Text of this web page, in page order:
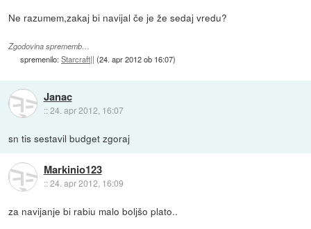
Ne razumem,zakaj bi navijal če je že sedaj vredu?
Zgodovina sprememb…
spremenilo:Starcraft|| (24. apr 2012 ob 16:07)
Janac
::24. apr 2012, 16:07
sn tis sestavil budget zgoraj
Markinio123
::24. apr 2012, 16:09
za navijanje bi rabiu malo boljšo plato..